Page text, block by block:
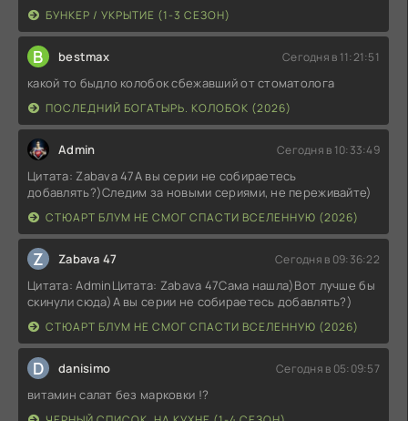
БУНКЕР / УКРЫТИЕ (1-3 СЕЗОН)
B bestmax Сегодня в 11:21:51
какой то быдло колобок сбежавший от стоматолога
ПОСЛЕДНИЙ БОГАТЫРЬ. КОЛОБОК (2026)
Admin Сегодня в 10:33:49
Цитата: Zabava 47А вы серии не собираетесь
добавлять?)Следим за новыми сериями, не переживайте)
СТЮАРТ БЛУМ НЕ СМОГ СПАСТИ ВСЕЛЕННУЮ (2026)
Z Zabava 47 Сегодня в 09:36:22
Цитата: AdminЦитата: Zabava 47Сама нашла)Вот лучше бы
скинули сюда)А вы серии не собираетесь добавлять?)
СТЮАРТ БЛУМ НЕ СМОГ СПАСТИ ВСЕЛЕННУЮ (2026)
D danisimo Сегодня в 05:09:57
витамин салат без марковки !?